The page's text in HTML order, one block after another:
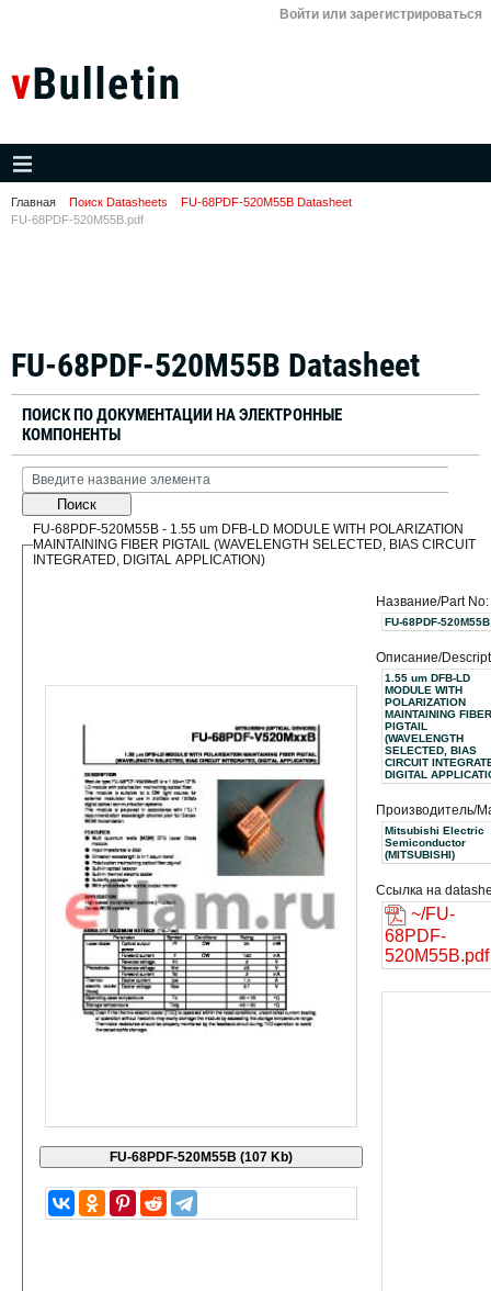
Войти или зарегистрироваться
Главная Поиск Datasheets
FU-68PDF-520M55B Datasheet
FU-68PDF-520M55B.pdf
FU-68PDF-520M55B Datasheet
ПОИСК ПО ДОКУМЕНТАЦИИ НА ЭЛЕКТРОННЫЕ
КОМПОНЕНТЫ
Поиск
FU-68PDF-520M55B - 1.55 um DFB-LD MODULE WITH POLARIZATION
MAINTAINING FIBER PIGTAIL (WAVELENGTH SELECTED, BIAS CIRCUIT
INTEGRATED, DIGITAL APPLICATION)
Название/Part No:
FU-68PDF-520M55B
Описание/
1.55 um DFB-LD
MODULE WITH
POLARIZATION
MAINTAINING FIBER
PIGTAIL
(WAVELENGTH
SELECTED, BIAS
CIRCUIT
DIGITAL
Производитель/
Mitsubishi Electric
Semiconductor
(MITSUBISHI)
Ссылка на
~/FU-
68PDF-
520M55B.pdf